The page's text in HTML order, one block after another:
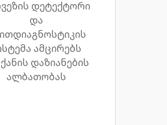
დეტექტორი
და
ამცირებს
დაზიანების
ალბათობას